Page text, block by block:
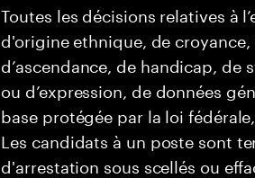
Toutes les décisions relatives à
d'origine ethnique, de
d’ascendance, de handicap, de
ou d’expression, de données
base protégée par la loi
Les candidats à un poste sont
d'arrestation sous scellés ou